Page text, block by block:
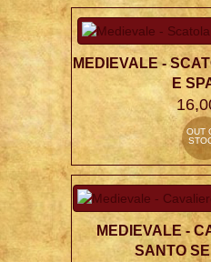
MEDIEVALE -
E
OUT
MEDIEVALE -
SANTO